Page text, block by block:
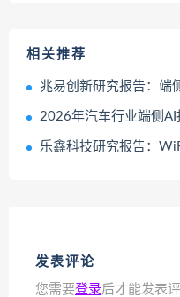
相关推荐
兆易创新研究报告：端
2026年汽车行业端侧AI投资展望：特斯
乐鑫科技研究报告：
发表评论
您需要登录后才能发表